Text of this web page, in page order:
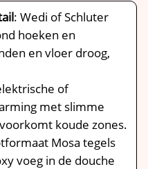
: Wedi of Schluter
hoeken en
en vloer droog,
of
met slimme
koude zones.
Mosa tegels
voeg in de douche